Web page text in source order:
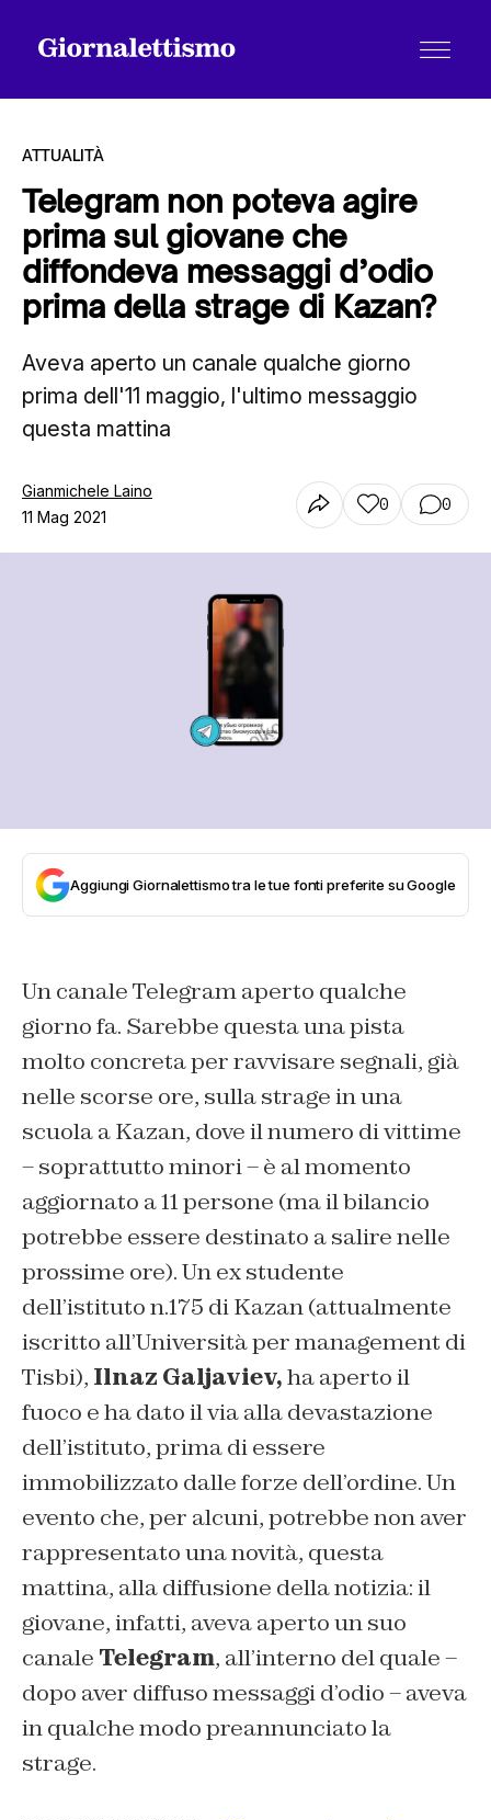
Tutti gli articoli
Chi siamo
Contatti
ATTUALITÀ
Telegram non poteva agire
prima sul giovane che
diffondeva messaggi d’odio
prima della strage di Kazan?
Aveva aperto un canale qualche giorno
prima dell'11 maggio, l'ultimo messaggio
questa mattina
Gianmichele Laino
11 Mag 2021
0 0
Aggiungi Giornalettismo tra le tue fonti preferite su Google
Un canale Telegram aperto qualche
giorno fa. Sarebbe questa una pista
molto concreta per ravvisare segnali, già
nelle scorse ore, sulla strage in una
scuola a Kazan, dove il numero di vittime
– soprattutto minori – è al momento
aggiornato a 11 persone (ma il bilancio
potrebbe essere destinato a salire nelle
prossime ore). Un ex studente
dell’istituto n.175 di Kazan (attualmente
iscritto all’Università per management di
Tisbi), Ilnaz Galjaviev,ha aperto il
fuoco e ha dato il via alla devastazione
dell’istituto, prima di essere
immobilizzato dalle forze dell’ordine. Un
evento che, per alcuni, potrebbe non aver
rappresentato una novità, questa
mattina, alla diffusione della notizia: il
giovane, infatti, aveva aperto un suo
canale Telegram, all’interno del quale –
dopo aver diffuso messaggi d’odio – aveva
in qualche modo preannunciato la
strage.